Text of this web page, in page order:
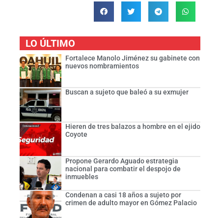
LO ÚLTIMO
Fortalece Manolo Jiménez su gabinete con
nuevos nombramientos
Buscan a sujeto que baleó a su exmujer
Hieren de tres balazos a hombre en el ejido
Coyote
Propone Gerardo Aguado estrategia
nacional para combatir el despojo de
inmuebles
Condenan a casi 18 años a sujeto por
crimen de adulto mayor en Gómez Palacio